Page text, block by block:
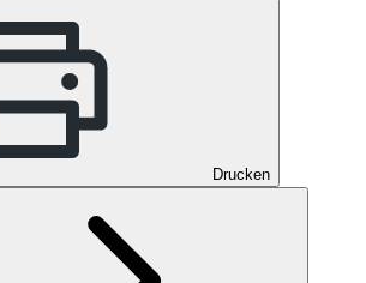
Drucken